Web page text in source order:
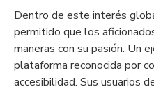
Dentro de este interés
permitido que los
maneras con su pasión. Un
plataforma reconocida por
accesibilidad. Sus usuarios